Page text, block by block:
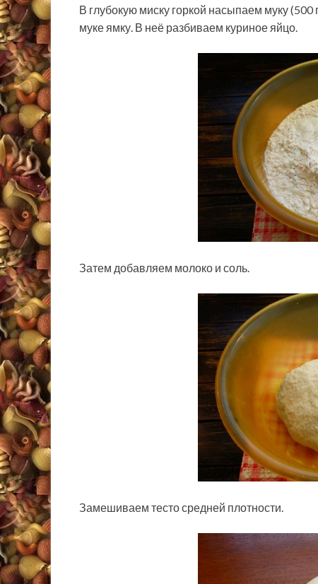
В глубокую миску горкой насыпаем муку
муке ямку. В неё разбиваем куриное яйцо.
Затем добавляем молоко и соль.
Замешиваем тесто средней плотности.